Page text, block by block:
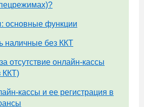
основные функции
наличные без ККТ
отсутствие онлайн-кассы
ККТ)
кассы и ее регистрация в